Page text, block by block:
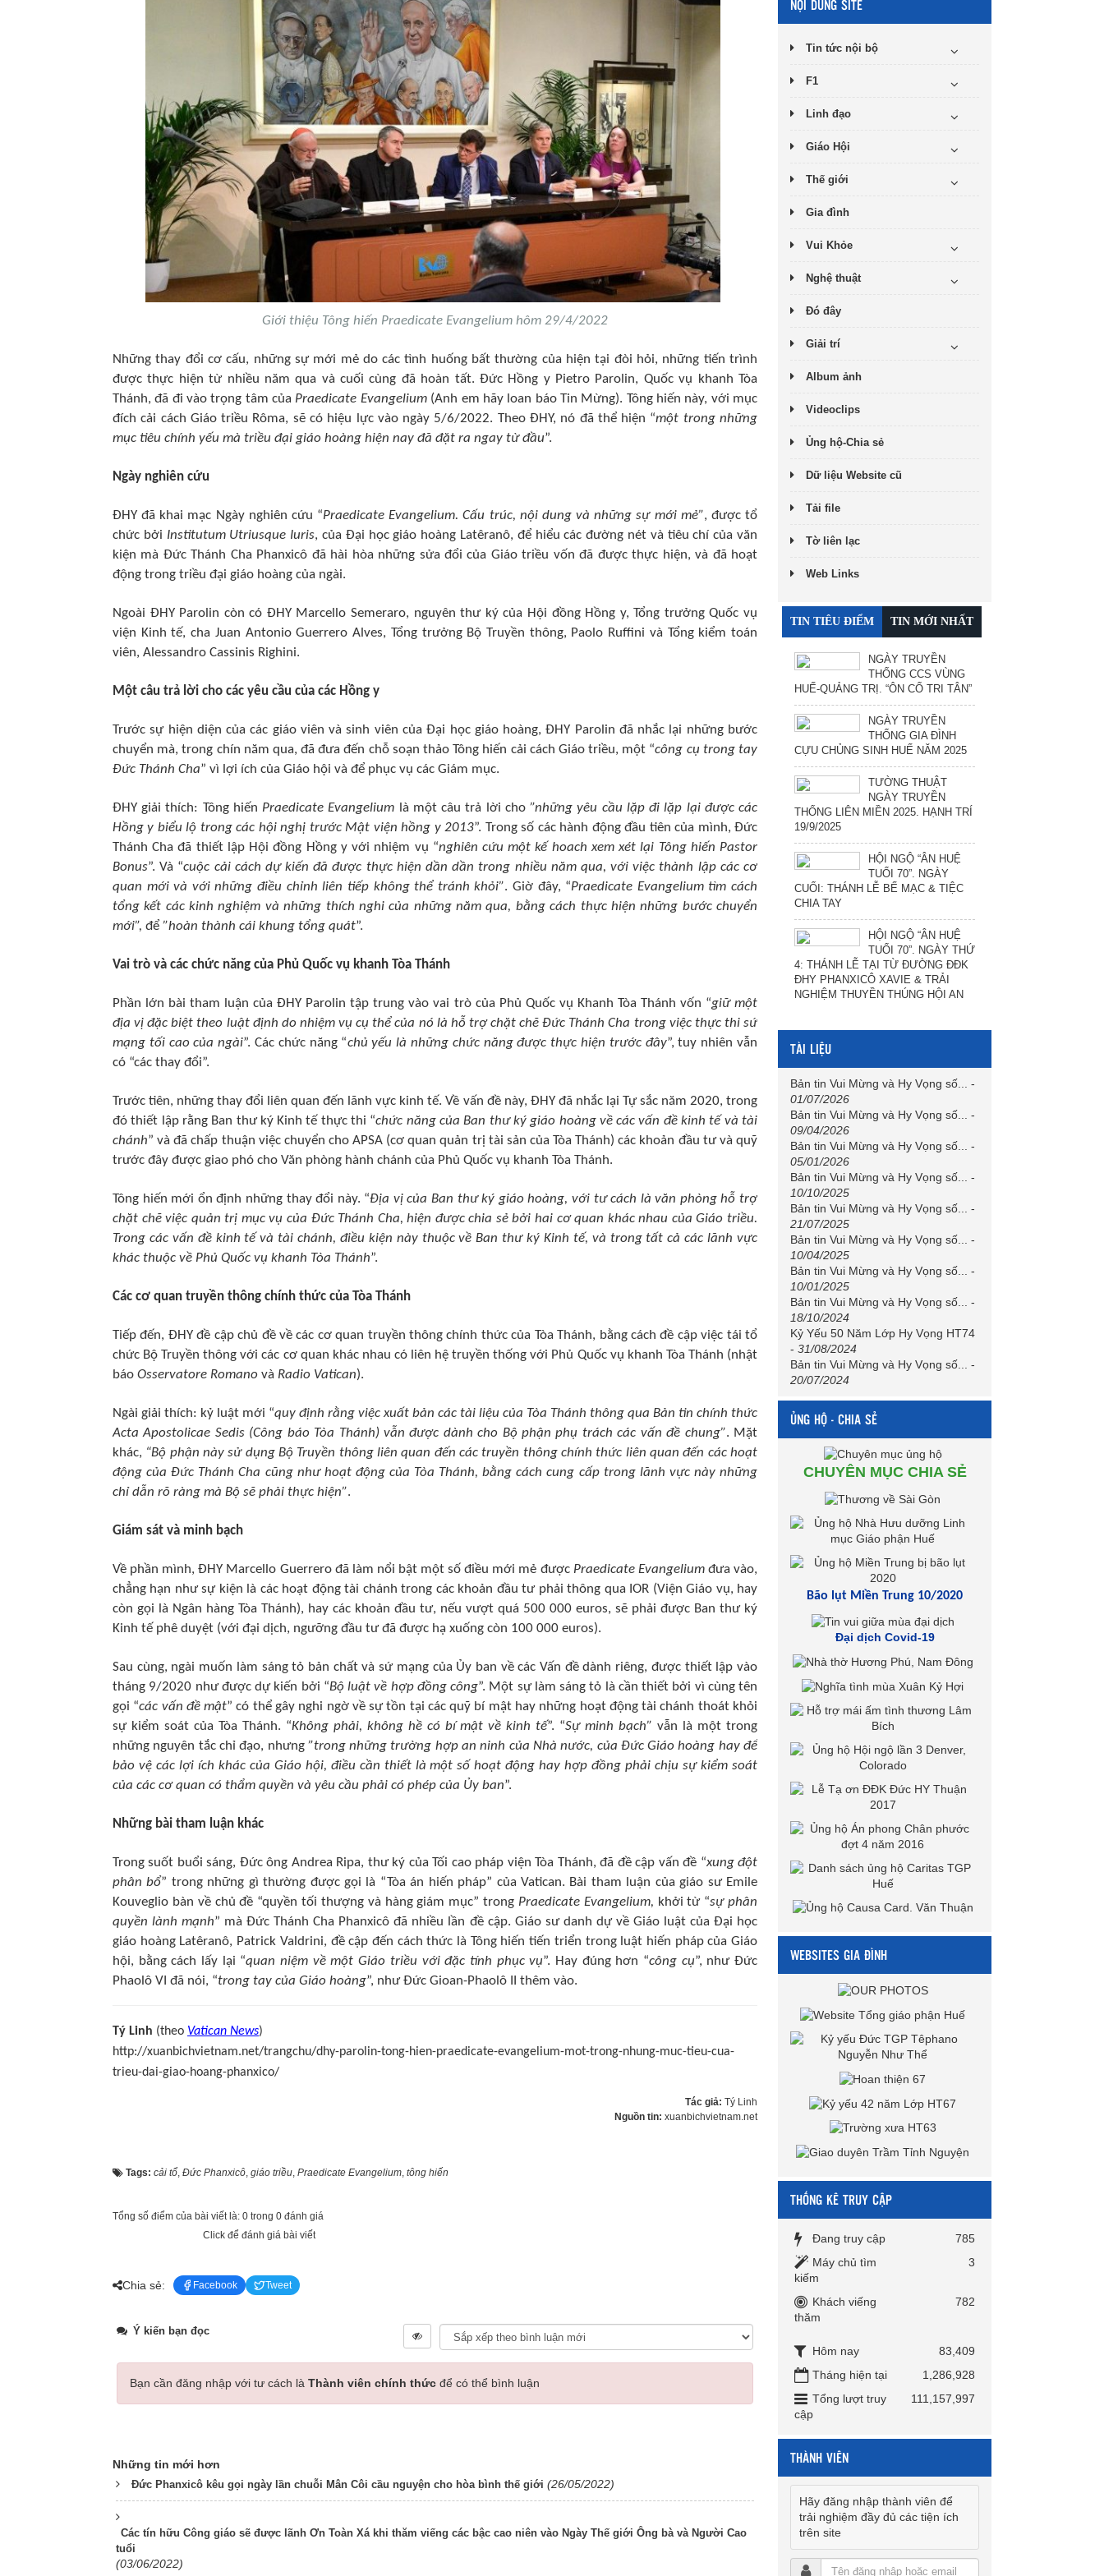
Giới thiệu Tông hiến Praedicate Evangelium hôm 29/4/2022
Những thay đổi cơ cấu, những sự mới mẻ do các tình huống bất thường của hiện tại đòi hỏi, những tiến trình
được thực hiện từ nhiều năm qua và cuối cùng đã hoàn tất. Đức Hồng y Pietro Parolin, Quốc vụ khanh Tòa
Thánh, đã đi vào trọng tâm của Praedicate Evangelium(Anh em hãy loan báo Tin Mừng). Tông hiến này, với mục
đích cải cách Giáo triều Rôma, sẽ có hiệu lực vào ngày 5/6/2022. Theo ĐHY, nó đã thể hiện “một trong những
mục tiêu chính yếu mà triều đại giáo hoàng hiện nay đã đặt ra ngay từ đầu”.
Ngày nghiên cứu
ĐHY đã khai mạc Ngày nghiên cứu “Praedicate Evangelium. Cấu trúc, nội dung và những sự mới mẻ”, được tổ
chức bởi Institutum Utriusque Iuris, của Đại học giáo hoàng Latêranô, để hiểu các đường nét và tiêu chí của văn
kiện mà Đức Thánh Cha Phanxicô đã hài hòa những sửa đổi của Giáo triều vốn đã được thực hiện, và đã hoạt
động trong triều đại giáo hoàng của ngài.
Ngoài ĐHY Parolin còn có ĐHY Marcello Semeraro, nguyên thư ký của Hội đồng Hồng y, Tổng trưởng Quốc vụ
viện Kinh tế, cha Juan Antonio Guerrero Alves, Tổng trưởng Bộ Truyền thông, Paolo Ruffini và Tổng kiểm toán
viên, Alessandro Cassinis Righini.
Một câu trả lời cho các yêu cầu của các Hồng y
Trước sự hiện diện của các giáo viên và sinh viên của Đại học giáo hoàng, ĐHY Parolin đã nhắc lại những bước
chuyển mà, trong chín năm qua, đã đưa đến chỗ soạn thảo Tông hiến cải cách Giáo triều, một “công cụ trong tay
Đức Thánh Cha” vì lợi ích của Giáo hội và để phục vụ các Giám mục.
ĐHY giải thích: Tông hiến Praedicate Evangelium là một câu trả lời cho”những yêu cầu lặp đi lặp lại được các
Hồng y biểu lộ trong các hội nghị trước Mật viện hồng y 2013”. Trong số các hành động đầu tiên của mình, Đức
Thánh Cha đã thiết lập Hội đồng Hồng y với nhiệm vụ “nghiên cứu một kế hoach xem xét lại Tông hiến Pastor
Bonus”. Và “cuộc cải cách dự kiến đã được thực hiện dần dần trong nhiều năm qua, với việc thành lập các cơ
quan mới và với những điều chỉnh liên tiếp không thể tránh khỏi”. Giờ đây, “Praedicate Evangelium tìm cách
tổng kết các kinh nghiệm và những thích nghi của những năm qua, bằng cách thực hiện những bước chuyển
mới”, để ”hoàn thành cái khung tổng quát”.
Vai trò và các chức năng của Phủ Quốc vụ khanh Tòa Thánh
Phần lớn bài tham luận của ĐHY Parolin tập trung vào vai trò của Phủ Quốc vụ Khanh Tòa Thánh vốn “giữ một
địa vị đặc biệt theo luật định do nhiệm vụ cụ thể của nó là hỗ trợ chặt chẽ Đức Thánh Cha trong việc thực thi sứ
mạng tối cao của ngài”. Các chức năng “chủ yếu là những chức năng được thực hiện trước đây”, tuy nhiên vẫn
có “các thay đổi”.
Trước tiên, những thay đổi liên quan đến lãnh vực kinh tế. Về vấn đề này, ĐHY đã nhắc lại Tự sắc năm 2020, trong
đó thiết lập rằng Ban thư ký Kinh tế thực thi “chức năng của Ban thư ký giáo hoàng về các vấn đề kinh tế và tài
chánh” và đã chấp thuận việc chuyển cho APSA (cơ quan quản trị tài sản của Tòa Thánh) các khoản đầu tư và quỹ
trước đây được giao phó cho Văn phòng hành chánh của Phủ Quốc vụ khanh Tòa Thánh.
Tông hiến mới ổn định những thay đổi này. “Địa vị của Ban thư ký giáo hoàng, với tư cách là văn phòng hỗ trợ
chặt chẽ việc quản trị mục vụ của Đức Thánh Cha, hiện được chia sẻ bởi hai cơ quan khác nhau của Giáo triều.
Trong các vấn đề kinh tế và tài chánh, điều kiện này thuộc về Ban thư ký Kinh tế, và trong tất cả các lãnh vực
khác thuộc về Phủ Quốc vụ khanh Tòa Thánh”.
Các cơ quan truyền thông chính thức của Tòa Thánh
Tiếp đến, ĐHY đề cập chủ đề về các cơ quan truyền thông chính thức của Tòa Thánh, bằng cách đề cập việc tái tổ
chức Bộ Truyền thông với các cơ quan khác nhau có liên hệ truyền thống với Phủ Quốc vụ khanh Tòa Thánh (nhật
báo Osservatore Romano và Radio Vatican).
Ngài giải thích: kỷ luật mới “quy định rằng việc xuất bản các tài liệu của Tòa Thánh thông qua Bản tin chính thức
Acta Apostolicae Sedis (Công báo Tòa Thánh) vẫn được dành cho Bộ phận phụ trách các vấn đề chung”. Mặt
khác, “Bộ phận này sử dụng Bộ Truyền thông liên quan đến các truyền thông chính thức liên quan đến các hoạt
động của Đức Thánh Cha cũng như hoạt động của Tòa Thánh, bằng cách cung cấp trong lãnh vực này những
chỉ dẫn rõ ràng mà Bộ sẽ phải thực hiện”.
Giám sát và minh bạch
Về phần mình, ĐHY Marcello Guerrero đã làm nổi bật một số điều mới mẻ được Praedicate Evangeliumđưa vào,
chẳng hạn như sự kiện là các hoạt động tài chánh trong các khoản đầu tư phải thông qua IOR (Viện Giáo vụ, hay
còn gọi là Ngân hàng Tòa Thánh), hay các khoản đầu tư, nếu vượt quá 500 000 euros, sẽ phải được Ban thư ký
Kinh tế phê duyệt (với đại dịch, ngưỡng đầu tư đã được hạ xuống còn 100 000 euros).
Sau cùng, ngài muốn làm sáng tỏ bản chất và sứ mạng của Ủy ban về các Vấn đề dành riêng, được thiết lập vào
tháng 9/2020 như được dự kiến bởi “Bộ luật về hợp đồng công”. Một sự làm sáng tỏ là cần thiết bởi vì cùng tên
gọi “các vấn đề mật” có thể gây nghi ngờ về sự tồn tại các quỹ bí mật hay những hoạt động tài chánh thoát khỏi
sự kiểm soát của Tòa Thánh. “Không phải, không hề có bí mật về kinh tế”. “Sự minh bạch”vẫn là một trong
những nguyên tắc chỉ đạo, nhưng ”trong những trường hợp an ninh của Nhà nước, của Đức Giáo hoàng hay để
bảo vệ các lợi ích khác của Giáo hội, điều cần thiết là một số hoạt động hay hợp đồng phải chịu sự kiểm soát
của các cơ quan có thẩm quyền và yêu cầu phải có phép của Ủy ban”.
Những bài tham luận khác
Trong suốt buổi sáng, Đức ông Andrea Ripa, thư ký của Tối cao pháp viện Tòa Thánh, đã đề cập vấn đề “xung đột
phân bổ” trong những gì thường được gọi là “Tòa án hiến pháp” của Vatican. Bài tham luận của giáo sư Emile
Kouveglio bàn về chủ đề “quyền tối thượng và hàng giám mục” trong Praedicate Evangelium, khởi từ “sự phân
quyền lành mạnh” mà Đức Thánh Cha Phanxicô đã nhiều lần đề cập. Giáo sư danh dự về Giáo luật của Đại học
giáo hoàng Latêranô, Patrick Valdrini, đề cập đến cách thức là Tông hiến tiến triển trong luật hiến pháp của Giáo
hội, bằng cách lấy lại “quan niệm về một Giáo triều với đặc tính phục vụ”. Hay đúng hơn “công cụ”, như Đức
Phaolô VI đã nói, “trong tay của Giáo hoàng”, như Đức Gioan-Phaolô II thêm vào.
Tý Linh (theo Vatican News)
http://xuanbichvietnam.net/trangchu/dhy-parolin-tong-hien-praedicate-evangelium-mot-trong-nhung-muc-tieu-cua-
trieu-dai-giao-hoang-phanxico/
Tác giả: Tý Linh
Nguồn tin: xuanbichvietnam.net
Tags: cải tổ, Đức Phanxicô, giáo triều, Praedicate Evangelium, tông hiến
Tổng số điểm của bài viết là: 0 trong 0 đánh giá
Click để đánh giá bài viết
Chia sẻ: Facebook Tweet
Ý kiến bạn đọc
Bạn cần đăng nhập với tư cách là Thành viên chính thức để có thể bình luận
Những tin mới hơn
Đức Phanxicô kêu gọi ngày lần chuỗi Mân Côi cầu nguyện cho hòa bình thế giới (26/05/2022)
Các tín hữu Công giáo sẽ được lãnh Ơn Toàn Xá khi thăm viếng các bậc cao niên vào Ngày Thế giới Ông bà và Người Cao
tuổi
(03/06/2022)
NỘI DUNG SITE
Tin tức nội bộ
F1
Linh đạo
Giáo Hội
Thế giới
Gia đình
Vui Khỏe
Nghệ thuật
Đó đây
Giải trí
Album ảnh
Videoclips
Ủng hộ-Chia sẻ
Dữ liệu Website cũ
Tải file
Tờ liên lạc
Web Links
TIN TIÊU ĐIỂM TIN MỚI NHẤT
NGÀY TRUYỀN
THỐNG CCS VÙNG
HUẾ-QUẢNG TRỊ. “ÔN CỐ TRI TÂN”
NGÀY TRUYỀN
THỐNG GIA ĐÌNH
CỰU CHỦNG SINH HUẾ NĂM 2025
TƯỜNG THUẬT
NGÀY TRUYỀN
THỐNG LIÊN MIỀN 2025. HẠNH TRÍ
19/9/2025
HỘI NGỘ “ÂN HUỆ
TUỔI 70”. NGÀY
CUỐI: THÁNH LỄ BẾ MẠC & TIỆC
CHIA TAY
HỘI NGỘ “ÂN HUỆ
TUỔI 70”. NGÀY THỨ
4: THÁNH LỄ TẠI TỪ ĐƯỜNG ĐĐK
ĐHY PHANXICÔ XAVIE & TRẢI
NGHIỆM THUYỀN THÚNG HỘI AN
TÀI LIỆU
Bản tin Vui Mừng và Hy Vọng số...
-
01/07/2026
Bản tin Vui Mừng và Hy Vọng số...
-
09/04/2026
Bản tin Vui Mừng và Hy Vọng số...
-
05/01/2026
Bản tin Vui Mừng và Hy Vọng số...
-
10/10/2025
Bản tin Vui Mừng và Hy Vọng số...
-
21/07/2025
Bản tin Vui Mừng và Hy Vọng số...
-
10/04/2025
Bản tin Vui Mừng và Hy Vọng số...
-
10/01/2025
Bản tin Vui Mừng và Hy Vọng số...
-
18/10/2024
Kỷ Yếu 50 Năm Lớp Hy Vọng HT74
- 31/08/2024
Bản tin Vui Mừng và Hy Vọng số...
-
20/07/2024
ỦNG HỘ - CHIA SẺ
CHUYÊN MỤC CHIA SẺ
Bão lụt Miền Trung 10/2020
Đại dịch Covid-19
WEBSITES GIA ĐÌNH
THỐNG KÊ TRUY CẬP
Đang truy cập
785
Máy chủ tìm
kiếm
3
Khách viếng
thăm
782
Hôm nay
83,409
Tháng hiện tại
1,286,928
Tổng lượt truy
cập
111,157,997
THÀNH VIÊN
Hãy đăng nhập thành viên để
trải nghiệm đầy đủ các tiện ích
trên site